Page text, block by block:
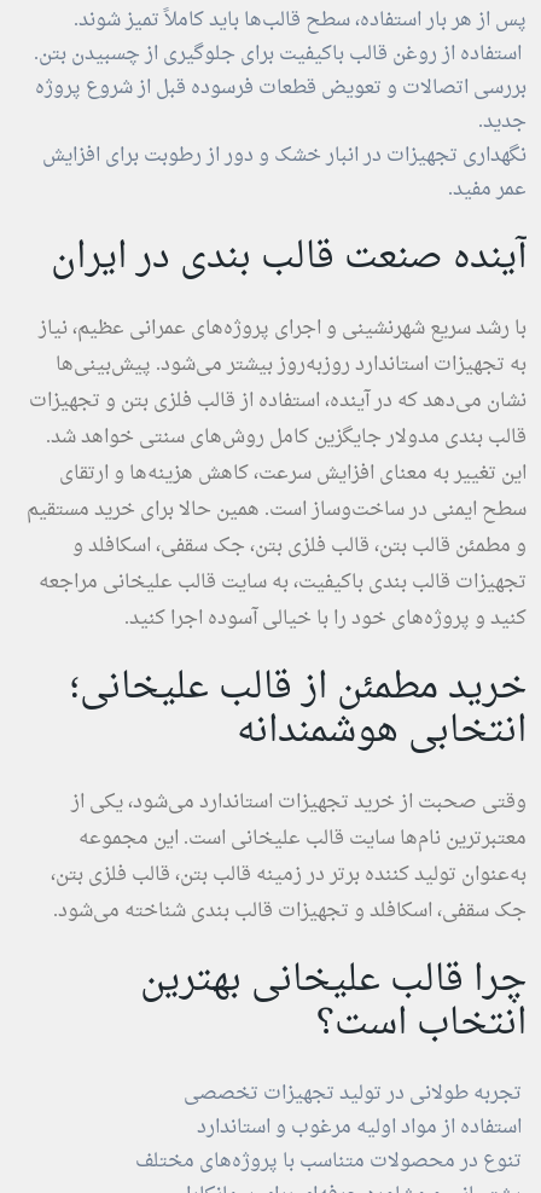
پس از هر بار استفاده، سطح قالب‌ها باید کاملاً تمیز شوند.
استفاده از روغن قالب باکیفیت برای جلوگیری از چسبیدن بتن.
بررسی اتصالات و تعویض قطعات فرسوده قبل از شروع پروژه
جدید.
نگهداری تجهیزات در انبار خشک و دور از رطوبت برای افزایش
عمر مفید.
آینده صنعت قالب بندی در ایران
با رشد سریع شهرنشینی و اجرای پروژه‌های عمرانی عظیم، نیاز
به تجهیزات استاندارد روزبه‌روز بیشتر می‌شود. پیش‌بینی‌ها
نشان می‌دهد که در آینده، استفاده از قالب فلزی بتن و تجهیزات
قالب بندی مدولار جایگزین کامل روش‌های سنتی خواهد شد.
این تغییر به معنای افزایش سرعت، کاهش هزینه‌ها و ارتقای
سطح ایمنی در ساخت‌وساز است. همین حالا برای خرید مستقیم
و مطمئن قالب بتن، قالب فلزی بتن، جک سقفی، اسکافلد و
تجهیزات قالب بندی باکیفیت، به سایت قالب علیخانی مراجعه
کنید و پروژه‌های خود را با خیالی آسوده اجرا کنید.
خرید مطمئن از قالب علیخانی؛
انتخابی هوشمندانه
وقتی صحبت از خرید تجهیزات استاندارد می‌شود، یکی از
معتبرترین نام‌ها سایت قالب علیخانی است. این مجموعه
به‌عنوان تولید کننده برتر در زمینه قالب بتن، قالب فلزی بتن،
جک سقفی، اسکافلد و تجهیزات قالب بندی شناخته می‌شود.
چرا قالب علیخانی بهترین
انتخاب است؟
تجربه طولانی در تولید تجهیزات تخصصی
استفاده از مواد اولیه مرغوب و استاندارد
تنوع در محصولات متناسب با پروژه‌های مختلف